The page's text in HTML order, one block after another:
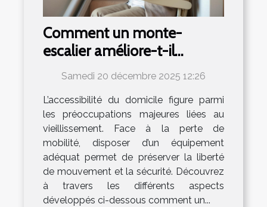
Comment un monte-
escalier améliore-t-il
l'autonomie des seniors ?
Samedi 20 décembre 2025 12:26
L’accessibilité du domicile figure parmi
les préoccupations majeures liées au
vieillissement. Face à la perte de
mobilité, disposer d’un équipement
adéquat permet de préserver la liberté
de mouvement et la sécurité. Découvrez
à travers les différents aspects
développés ci-dessous comment un...